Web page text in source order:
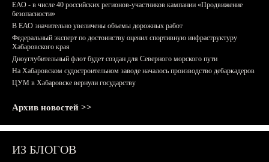
ЕАО - в числе 40 российских регионов-участников кампании «Продвижение
безопасности»
В ЕАО значительно увеличены объемы дорожных работ
Федеральный эксперт по достоинству оценил спортивную инфраструктуру
Хабаровского края
Дноуглубительный флот будет создан для Северного морского пути
На Хабаровском судостроительном заводе началось производство дебаркадеров
ЦУМ в Хабаровске вернули государству
Архив новостей >>
ИЗ БЛОГОВ